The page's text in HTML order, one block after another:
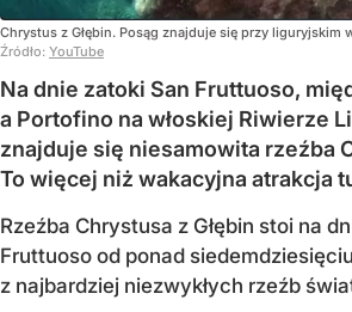
Chrystus z Głębin. Posąg znajduje się przy liguryjskim
Źródło: YouTube
Na dnie zatoki San Fruttuoso,
a Portofino na włoskiej Riwierze
znajduje się niesamowita rzeźba
To więcej niż wakacyjna atrakcja
Rzeźba Chrystusa z Głębin stoi na
Fruttuoso od ponad
z najbardziej niezwykłych rzeźb